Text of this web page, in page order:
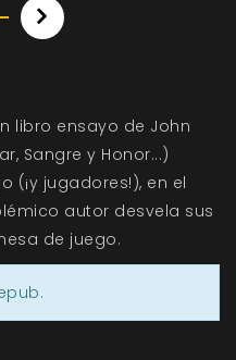
libro ensayo de John
Sangre y Honor...)
(¡y jugadores!), en el
autor desvela sus
de juego.